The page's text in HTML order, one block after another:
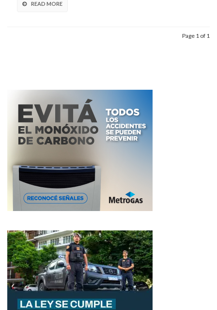
READ MORE
Page 1 of 1